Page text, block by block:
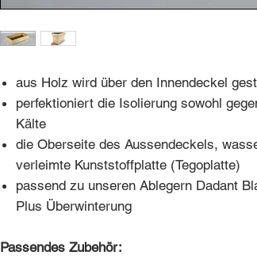
aus Holz wird über den Innendeckel
perfektioniert die Isolierung sowohl
Kälte
die Oberseite des Aussendeckels,
verleimte Kunststoffplatte (Tegoplatte)
passend zu unseren Ablegern Dadant
Plus Überwinterung
Passendes Zubehör: